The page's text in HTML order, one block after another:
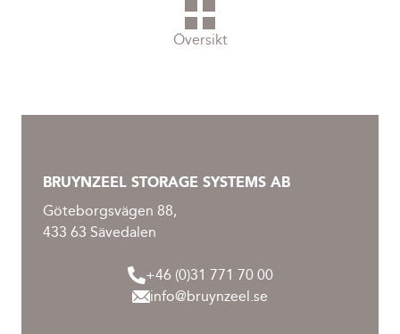
Översikt
BRUYNZEEL STORAGE SYSTEMS AB
Göteborgsvägen 88,
433 63 Sävedalen
+46 (0)31 771 70 00
info@bruynzeel.se